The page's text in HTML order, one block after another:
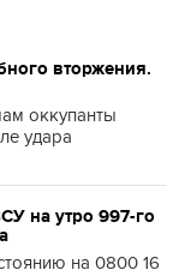
вторжения.
оккупанты
удара
на утро 997-го
на 0800 16